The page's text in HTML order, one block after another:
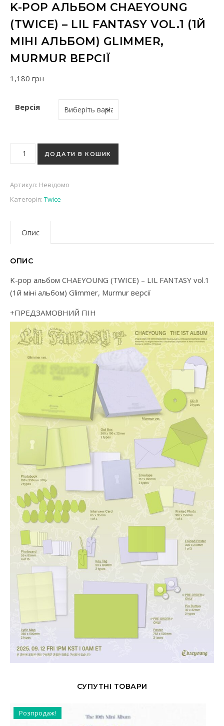
K-POP АЛЬБОМ CHAEYOUNG
(TWICE) – LIL FANTASY VOL.1 (1Й
МІНІ АЛЬБОМ) GLIMMER,
MURMUR ВЕРСІЇ
1,180 грн
Версія
K-pop альбом CHAEYOUNG (TWICE) - LIL FANTASY vol.1 (1й
ДОДАТИ В КОШИК
Артикул: Невідомо
Категорія: Twice
Опис
ОПИС
K-pop альбом CHAEYOUNG (TWICE) – LIL FANTASY vol.1
(1й міні альбом) Glimmer, Murmur версії
+ПРЕДЗАМОВНИЙ ПІН
СУПУТНІ ТОВАРИ
Розпродаж!